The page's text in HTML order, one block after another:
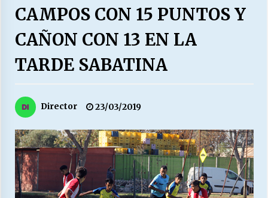
LA DC POR SIEMPRE.RECORDANDO 69 AÑOS DE
28/07/2026
“ORGULLOSOS DE SER DC” SALUDA EL
LABORAL:
13/07/2026
Escuela hospitalaria El Carmen de Maipu.
25/06/2026
CAMPOS CON 15 PUNTOS Y
CAÑON CON 13 EN LA
TARDE SABATINA
Director 23/03/2019